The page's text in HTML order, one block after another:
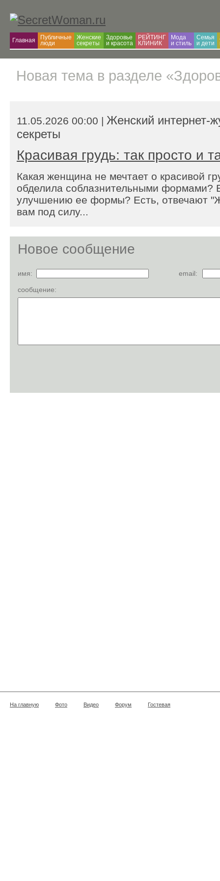
Главная
Публичные
люди
Женские
секреты
Здоровье
и красота
РЕЙТИНГ
КЛИНИК
Мода
и cтиль
Семья
и дети
Новая тема в разделе
11.05.2026 00:00 | Женский интернет-
секреты
Красивая грудь: так просто и
Какая женщина не мечтает о красивой
обделила соблазнительными формами?
улучшению ее формы? Есть, отвечают
вам под силу...
Новое сообщение
имя: email:
сообщение:
На главную Фото Видео Форум Гостевая